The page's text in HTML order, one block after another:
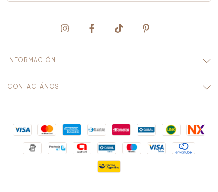
INFORMACIÓN
CONTACTÁNOS